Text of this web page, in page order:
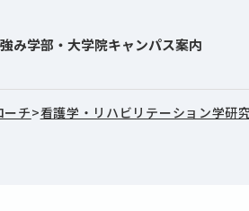
み学部・大学院キャンパス案内
ーチ>看護学・リハビリテーション学研